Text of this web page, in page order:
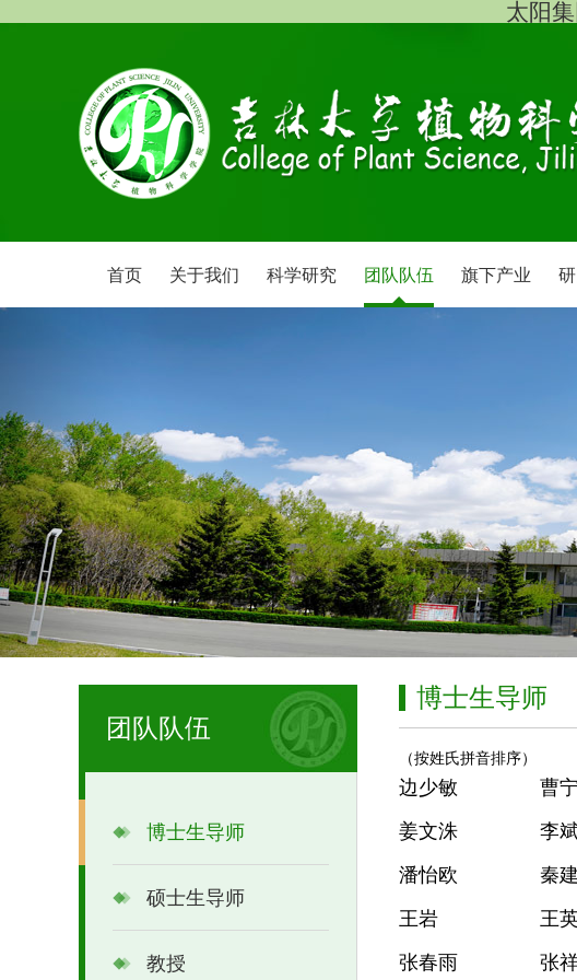
太阳
首页 关于我们 科学研究 团队队伍 旗下产业
团队队伍
博士生导师
硕士生导师
教授
博士生导师
（按姓氏拼音排序）
边少敏 曹宁
姜文洙
李
潘怡欧
秦
王岩
王
张春雨
张